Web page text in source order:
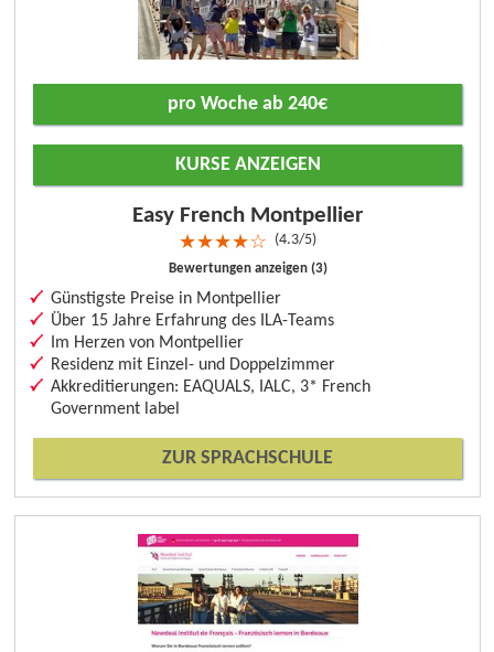
Easy French Montpellier
★★★★☆ 4.3/5
Bewertungen anzeigen (3)
Günstigste Preise in Montpellier
Über 15 Jahre Erfahrung des ILA-Teams
Im Herzen von Montpellier
Residenz mit Einzel- und Doppelzimmer
Akkreditierungen: EAQUALS, IALC, 3* French
Government label
ZUR SPRACHSCHULE
pro Woche ab 240€
KURSE ANZEIGEN